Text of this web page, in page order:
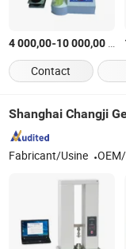
4 000,00-10 000,00
Contact
Shanghai Changji
Fabricant/Usine